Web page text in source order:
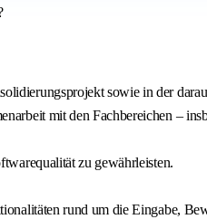
sowie in der
mit den Fachbereichen –
zu gewährleisten.
rund um die Eingabe,